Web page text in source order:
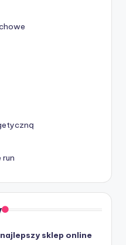
sklep online